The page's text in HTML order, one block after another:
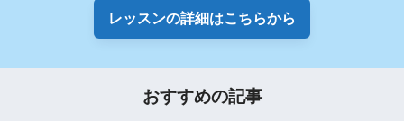
レッスンの詳細はこちらから
おすすめの記事